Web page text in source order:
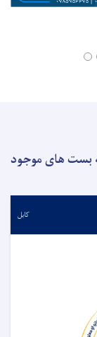
بست های موجود
کابل